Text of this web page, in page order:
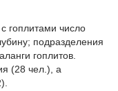
гоплитами число
подразделения
гоплитов.
(28 чел.), а